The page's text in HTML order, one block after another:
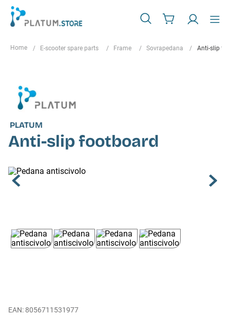
E-scooter spare parts Frame Sovrapedana Anti-slip
PLATUM
Anti-slip footboard
EAN: 8056711531977